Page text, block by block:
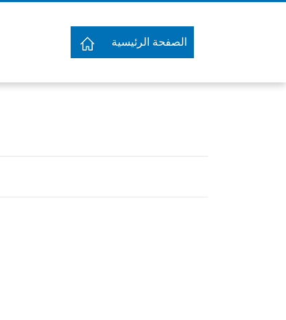
الصفحة الرئيسية